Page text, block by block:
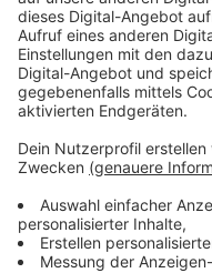
Wir
Video-
Wir
Daten